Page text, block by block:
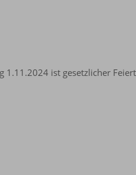
1.11.2024 ist gesetzlicher